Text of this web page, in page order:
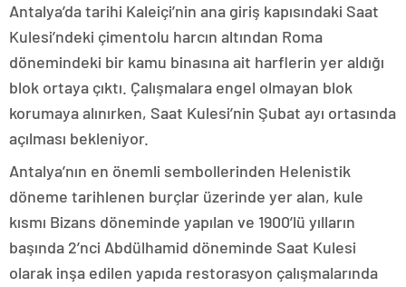
Antalya’da tarihi Kaleiçi’nin ana giriş kapısındaki Saat
Kulesi’ndeki çimentolu harcın altından Roma
dönemindeki bir kamu binasına ait harflerin yer aldığı
blok ortaya çıktı. Çalışmalara engel olmayan blok
korumaya alınırken, Saat Kulesi’nin Şubat ayı ortasında
açılması bekleniyor.
Antalya’nın en önemli sembollerinden Helenistik
döneme tarihlenen burçlar üzerinde yer alan, kule
kısmı Bizans döneminde yapılan ve 1900’lü yılların
başında 2’nci Abdülhamid döneminde Saat Kulesi
olarak inşa edilen yapıda restorasyon çalışmalarında